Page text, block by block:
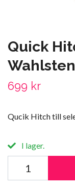
Quick
Wahlsten
699 kr
Qucik Hitch till
I lager.